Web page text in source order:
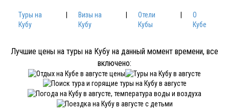
Туры на
Кубу
Визы на
Кубу
Отели
Кубы
О
Кубе
Лучшие цены на туры на Кубу на данный момент времени, все
включено: